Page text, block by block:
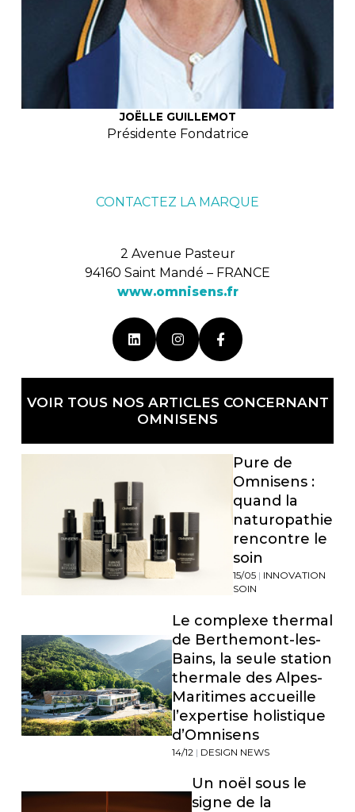
JOËLLE GUILLEMOT
Présidente Fondatrice
CONTACTEZ LA MARQUE
2 Avenue Pasteur
94160 Saint Mandé – FRANCE
www.omnisens.fr
VOIR TOUS NOS ARTICLES CONCERNANT
OMNISENS
Pure de
Omnisens :
quand la
naturopathie
rencontre le
soin
15/05 | INNOVATION
SOIN
Le complexe thermal
de Berthemont-les-
Bains, la seule station
thermale des Alpes-
Maritimes accueille
l’expertise holistique
d’Omnisens
14/12 | DESIGN NEWS
Un noël sous le
signe de la